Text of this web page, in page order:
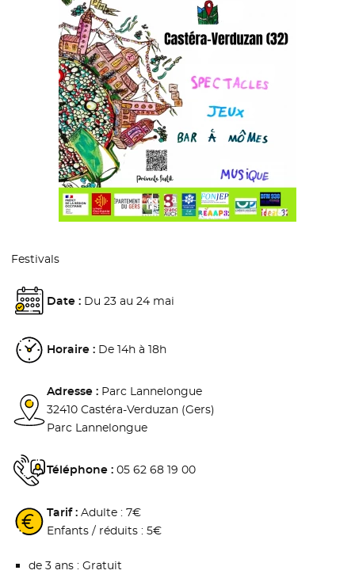
Festivals
Date : Du 23 au 24 mai
Horaire : De 14h à 18h
Adresse : Parc Lannelongue
32410 Castéra-Verduzan (Gers)
Parc Lannelongue
Téléphone : 05 62 68 19 00
Tarif : Adulte : 7€
Enfants / réduits : 5€
de 3 ans : Gratuit